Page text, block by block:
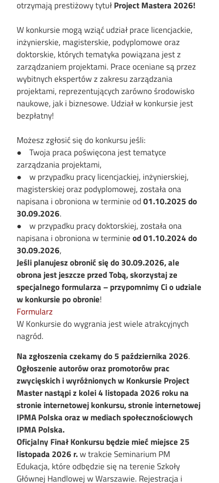
otrzymają prestiżowy tytułProject Mastera 2026!
W konkursie mogą wziąć udział prace licencjackie,
inżynierskie, magisterskie, podyplomowe oraz
doktorskie, których tematyka powiązana jest z
zarządzaniem projektami. Prace oceniane są przez
wybitnych ekspertów z zakresu zarządzania
projektami, reprezentujących zarówno środowisko
naukowe, jak i biznesowe. Udział w konkursie jest
bezpłatny!
Możesz zgłosić się do konkursu jeśli:
● Twoja praca poświęcona jest tematyce
zarządzania projektami,
● w przypadku pracy licencjackiej, inżynierskiej,
magisterskiej oraz podyplomowej, została ona
napisana i obroniona w terminie od01.10.2025 do
30.09.2026.
● w przypadku pracy doktorskiej, została ona
napisana i obroniona w terminieod 01.10.2024 do
30.09.2026,
Jeśli planujesz obronić się do 30.09.2026, ale
obrona jest jeszcze przed Tobą, skorzystaj ze
specjalnego formularza – przypomnimy Ci o udziale
w konkursie po obronie!
Formularz
W Konkursie do wygrania jest wiele atrakcyjnych
nagród.
Na zgłoszenia czekamy do 5 października 2026.
Ogłoszenie autorów oraz promotorów prac
zwycięskich i wyróżnionych w Konkursie Project
Master nastąpi z kolei 4 listopada 2026 roku na
stronie internetowej konkursu, stronie internetowej
IPMA Polska oraz w mediach społecznościowych
IPMA Polska.
Oficjalny Finał Konkursu będzie mieć miejsce 25
listopada 2026 r.w trakcie Seminarium PM
Edukacja, które odbędzie się na terenie Szkoły
Głównej Handlowej w Warszawie. Rejestracja i